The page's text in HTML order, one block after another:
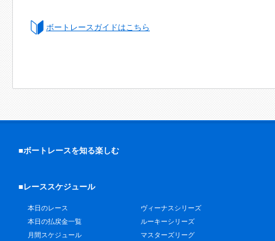
ボートレースガイドはこちら
■ボートレースを知る楽しむ
■レーススケジュール
本日のレース
本日の払戻金一覧
月間スケジュール
ヴィーナスシリーズ
ルーキーシリーズ
マスターズリーグ